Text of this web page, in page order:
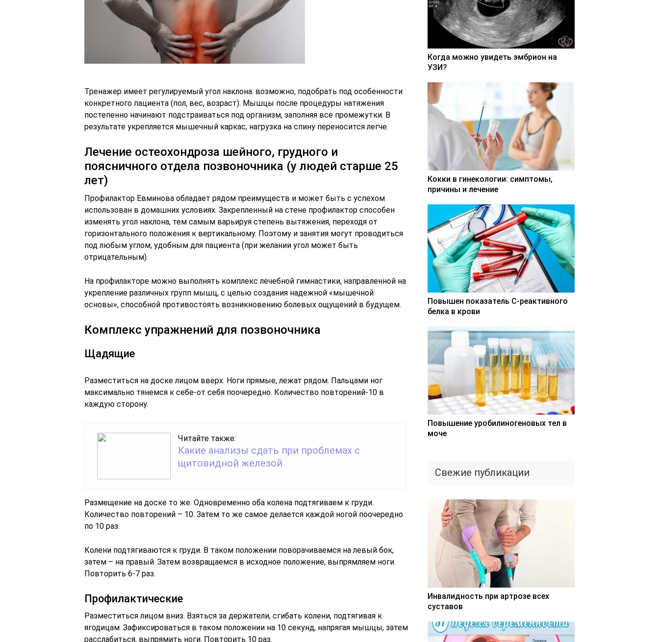
Тренажер имеет регулируемый угол наклона: возможно, подобрать под особенности
конкретного пациента (пол, вес, возраст). Мышцы после процедуры натяжения
постепенно начинают подстраиваться под организм, заполняя все промежутки. В
результате укрепляется мышечный каркас, нагрузка на спину переносится легче.
Лечение остеохондроза шейного, грудного и
поясничного отдела позвоночника (у людей старше 25
лет)
Профилактор Евминова обладает рядом преимуществ и может быть с успехом
использован в домашних условиях. Закрепленный на стене профилактор способен
изменять угол наклона, тем самым варьируя степень вытяжения, переходя от
горизонтального положения к вертикальному. Поэтому и занятия могут проводиться
под любым углом, удобным для пациента (при желании угол может быть
отрицательным).
На профилакторе можно выполнять комплекс лечебной гимнастики, направленной на
укрепление различных групп мышц, с целью создания надежной «мышечной
основы», способной противостоять возникновению болевых ощущений в будущем.
Комплекс упражнений для позвоночника
Щадящие
Разместиться на доске лицом вверх. Ноги прямые, лежат рядом. Пальцами ног
максимально тянемся к себе-от себя поочередно. Количество повторений-10 в
каждую сторону.
Читайте также:
Какие анализы сдать при проблемах с
щитовидной железой
Размещение на доске то же. Одновременно оба колена подтягиваем к груди.
Количество повторений – 10. Затем то же самое делается каждой ногой поочередно
по 10 раз.
Колени подтягиваются к груди. В таком положении поворачиваемся на левый бок,
затем – на правый. Затем возвращаемся в исходное положение, выпрямляем ноги.
Повторить 6-7 раз.
Профилактические
Разместиться лицом вниз. Взяться за держатели, сгибать колени, подтягивая к
ягодицам. Зафиксироваться в таком положении на 10 секунд, напрягая мышцы, затем
расслабиться, выпрямить ноги. Повторить 10 раз.
Когда можно увидеть эмбрион на
УЗИ?
Кокки в гинекологии: симптомы,
причины и лечение
Повышен показатель С-реактивного
белка в крови
Повышение уробилиногеновых тел в
моче
Свежие публикации
Инвалидность при артрозе всех
суставов